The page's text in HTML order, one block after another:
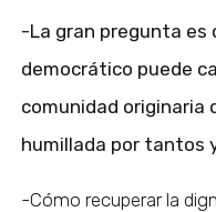
-La gran pregunta es
democrático puede
comunidad originaria
humillada por tantos
-Cómo recuperar la